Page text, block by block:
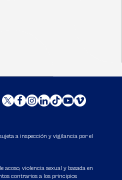
a inspección y vigilancia por el
acoso, violencia sexual y basada en
contrarios a los principios